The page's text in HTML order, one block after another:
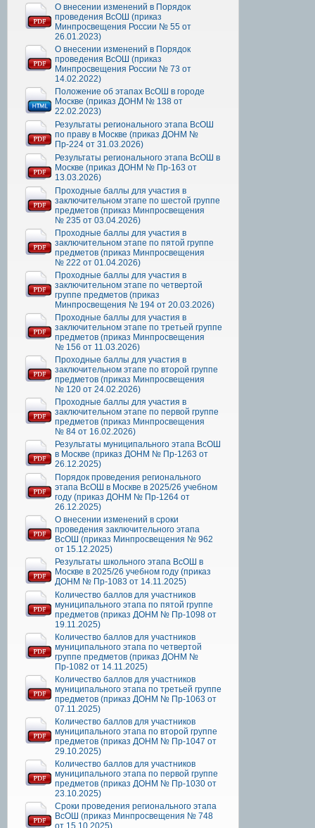
О внесении изменений в Порядок
проведения ВсОШ (приказ
Минпросвещения России № 55 от
26.01.2023)
О внесении изменений в Порядок
проведения ВсОШ (приказ
Минпросвещения России № 73 от
14.02.2022)
Положение об этапах ВсОШ в городе
Москве (приказ ДОНМ № 138 от
22.02.2023)
Результаты регионального этапа ВсОШ
по праву в Москве (приказ ДОНМ №
Пр-224 от 31.03.2026)
Результаты регионального этапа ВсОШ в
Москве (приказ ДОНМ № Пр-163 от
13.03.2026)
Проходные баллы для участия в
заключительном этапе по шестой группе
предметов (приказ Минпросвещения
№ 235 от 03.04.2026)
Проходные баллы для участия в
заключительном этапе по пятой группе
предметов (приказ Минпросвещения
№ 222 от 01.04.2026)
Проходные баллы для участия в
заключительном этапе по четвертой
группе предметов (приказ
Минпросвещения № 194 от 20.03.2026)
Проходные баллы для участия в
заключительном этапе по третьей группе
предметов (приказ Минпросвещения
№ 156 от 11.03.2026)
Проходные баллы для участия в
заключительном этапе по второй группе
предметов (приказ Минпросвещения
№ 120 от 24.02.2026)
Проходные баллы для участия в
заключительном этапе по первой группе
предметов (приказ Минпросвещения
№ 84 от 16.02.2026)
Результаты муниципального этапа ВсОШ
в Москве (приказ ДОНМ № Пр-1263 от
26.12.2025)
Порядок проведения регионального
этапа ВсОШ в Москве в 2025/26 учебном
году (приказ ДОНМ № Пр-1264 от
26.12.2025)
О внесении изменений в сроки
проведения заключительного этапа
ВсОШ (приказ Минпросвещения № 962
от 15.12.2025)
Результаты школьного этапа ВсОШ в
Москве в 2025/26 учебном году (приказ
ДОНМ № Пр-1083 от 14.11.2025)
Количество баллов для участников
муниципального этапа по пятой группе
предметов (приказ ДОНМ № Пр-1098 от
19.11.2025)
Количество баллов для участников
муниципального этапа по четвертой
группе предметов (приказ ДОНМ №
Пр-1082 от 14.11.2025)
Количество баллов для участников
муниципального этапа по третьей группе
предметов (приказ ДОНМ № Пр-1063 от
07.11.2025)
Количество баллов для участников
муниципального этапа по второй группе
предметов (приказ ДОНМ № Пр-1047 от
29.10.2025)
Количество баллов для участников
муниципального этапа по первой группе
предметов (приказ ДОНМ № Пр-1030 от
23.10.2025)
Сроки проведения регионального этапа
ВсОШ (приказ Минпросвещения № 748
от 15.10.2025)